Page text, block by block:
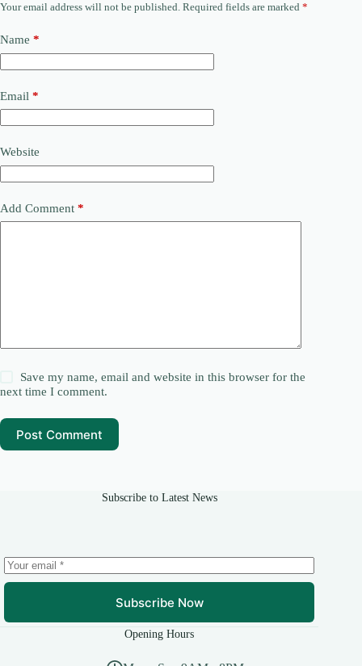
Your email address will not be published. Required fields are marked *
Name *
Email *
Website
Add Comment *
Save my name, email and website in this browser for the
next time I comment.
Post Comment
Subscribe to Latest News
Subscribe Now
Opening Hours